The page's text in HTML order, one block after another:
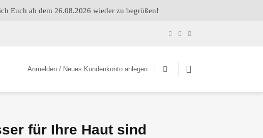
Euch ab dem 26.08.2026 wieder zu begrüßen!
Anmelden / Neues Kundenkonto anlegen
für Ihre Haut sind